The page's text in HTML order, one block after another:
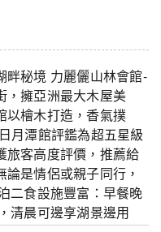
畔秘境 力麗儷山林會館-
，擁亞洲最大木屋美
以檜木打造，香氣撲
月潭館評鑑為超五星級
旅客高度評價，推薦給
是情侶或親子同行，
二食設施豐富：早餐晚
清晨可邊享湖景邊用